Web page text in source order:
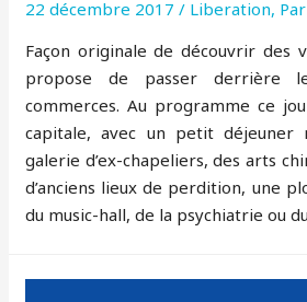
22 décembre 2017 / Liberation,
Façon originale de découvrir des
propose de passer derrière
commerces. Au programme ce
capitale, avec un petit déjeuner
galerie d’ex-chapeliers, des arts
d’anciens lieux de perdition, une
du music-hall, de la psychiatrie ou